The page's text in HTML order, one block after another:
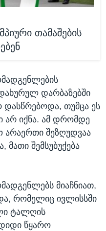
თამაშების
დარბაზებში
დასწრებოდა, თუმცა ეს
არ იქნა. ამ დრომდე
არაერთი შეზღუდვაა
შემსუბუქება
მიაჩნიათ,
რომელიც ივლისსში
ტალღის
წყარო